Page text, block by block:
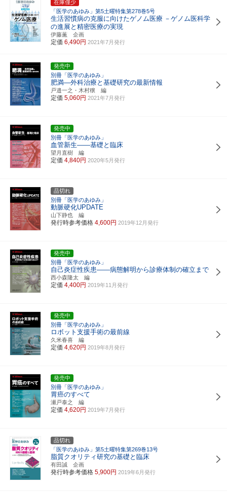
在庫僅少
「医学のあゆみ」第5土曜特集第278巻5号
生活習慣病の克服に向けたゲノム医療 －ゲノム医科学
の進展と精密医療の実現
伊藤薫 企画
定価 6,490円 2021年7月発行
発売中
別冊「医学のあゆみ」
肥満―外科治療と基礎研究の最新情報
戸邉一之・木村穣 編
定価 5,060円 2021年7月発行
発売中
別冊「医学のあゆみ」
血管新生――基礎と臨床
望月直樹 編
定価 4,840円 2020年5月発行
品切れ
別冊「医学のあゆみ」
動脈硬化UPDATE
山下静也 編
発行時参考価格 4,600円 2019年12月発行
発売中
別冊「医学のあゆみ」
自己炎症性疾患――病態解明から診療体制の確立まで
西小森隆太 編
定価 4,400円 2019年11月発行
発売中
別冊「医学のあゆみ」
ロボット支援手術の最前線
久米春喜 編
定価 4,620円 2019年8月発行
発売中
別冊「医学のあゆみ」
胃癌のすべて
瀬戸泰之 編
定価 4,620円 2019年7月発行
品切れ
「医学のあゆみ」第5土曜特集第269巻13号
脂質クオリティ研究の基礎と臨床
有田誠 企画
発行時参考価格 5,900円 2019年6月発行